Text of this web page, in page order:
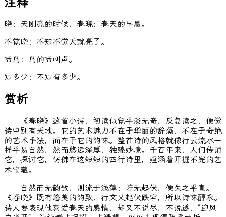
晓：天刚亮的时候，春晓：春天的早晨。
不觉晓：不知不觉天就亮了。
啼鸟：鸟的啼叫声。
知多少：不知有多少。
赏析
《春晓》这首小诗，初读似觉平淡无奇，反复读之，便觉
诗中别有天地。它的艺术魅力不在于华丽的辞藻，不在于奇绝
的艺术手法，而在于它的韵味。整首诗的风格就像行云流水一
样平易自然，然而悠远深厚，独臻妙境。千百年来，人们传诵
它，探讨它，仿佛在这短短的四行诗里，蕴涵着开掘不完的艺
术宝藏。
自然而无韵致，则流于浅薄；若无起伏，便失之平直。
《春晓》既有悠美的韵致，行文又起伏跌宕，所以诗味醇永。
诗人要表现他喜爱春天的感情，却又不说尽，不说透，“迎风